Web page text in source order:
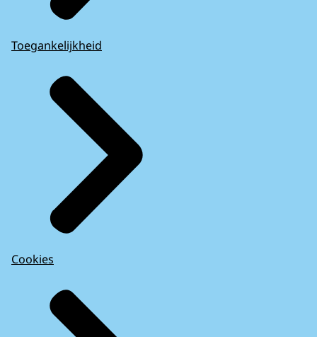
Toegankelijkheid
Cookies